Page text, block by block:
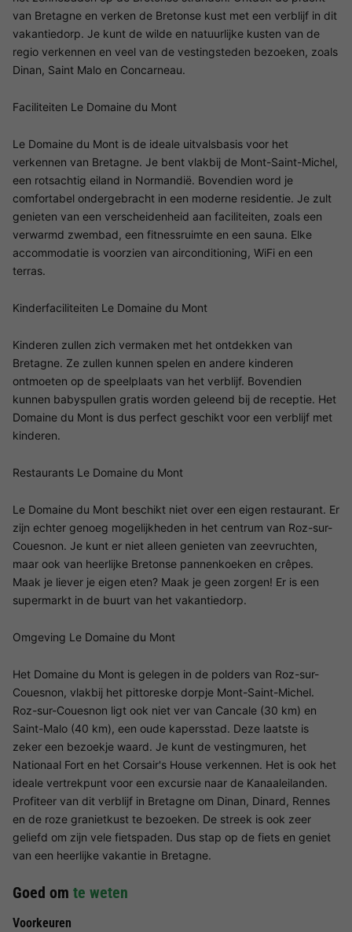
van Bretagne en verken de Bretonse kust met een verblijf in dit
vakantiedorp. Je kunt de wilde en natuurlijke kusten van de
regio verkennen en veel van de vestingsteden bezoeken, zoals
Dinan, Saint Malo en Concarneau.
Faciliteiten Le Domaine du Mont
Le Domaine du Mont is de ideale uitvalsbasis voor het
verkennen van Bretagne. Je bent vlakbij de Mont-Saint-Michel,
een rotsachtig eiland in Normandië. Bovendien word je
comfortabel ondergebracht in een moderne residentie. Je zult
genieten van een verscheidenheid aan faciliteiten, zoals een
verwarmd zwembad, een fitnessruimte en een sauna. Elke
accommodatie is voorzien van airconditioning, WiFi en een
terras.
Kinderfaciliteiten Le Domaine du Mont
Kinderen zullen zich vermaken met het ontdekken van
Bretagne. Ze zullen kunnen spelen en andere kinderen
ontmoeten op de speelplaats van het verblijf. Bovendien
kunnen babyspullen gratis worden geleend bij de receptie. Het
Domaine du Mont is dus perfect geschikt voor een verblijf met
kinderen.
Restaurants Le Domaine du Mont
Le Domaine du Mont beschikt niet over een eigen restaurant. Er
zijn echter genoeg mogelijkheden in het centrum van Roz-sur-
Couesnon. Je kunt er niet alleen genieten van zeevruchten,
maar ook van heerlijke Bretonse pannenkoeken en crêpes.
Maak je liever je eigen eten? Maak je geen zorgen! Er is een
supermarkt in de buurt van het vakantiedorp.
Omgeving Le Domaine du Mont
Het Domaine du Mont is gelegen in de polders van Roz-sur-
Couesnon, vlakbij het pittoreske dorpje Mont-Saint-Michel.
Roz-sur-Couesnon ligt ook niet ver van Cancale (30 km) en
Saint-Malo (40 km), een oude kapersstad. Deze laatste is
zeker een bezoekje waard. Je kunt de vestingmuren, het
Nationaal Fort en het Corsair's House verkennen. Het is ook het
ideale vertrekpunt voor een excursie naar de Kanaaleilanden.
Profiteer van dit verblijf in Bretagne om Dinan, Dinard, Rennes
en de roze granietkust te bezoeken. De streek is ook zeer
geliefd om zijn vele fietspaden. Dus stap op de fiets en geniet
van een heerlijke vakantie in Bretagne.
Goed om te weten
Voorkeuren